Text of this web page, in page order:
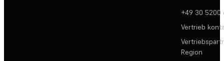
+49 30 5200
Vertrieb
Region